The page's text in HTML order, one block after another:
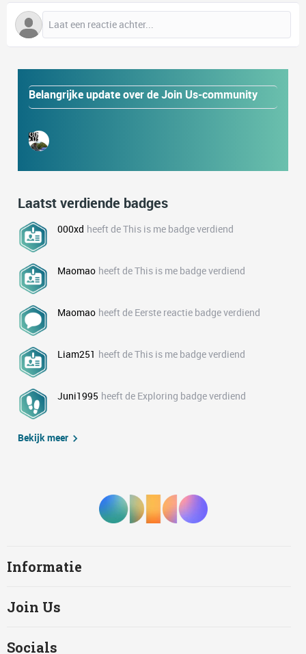
Belangrijke update over de Join Us-community
Laatst verdiende badges
000xd heeft de This is me badge verdiend
Maomao heeft de This is me badge verdiend
Maomao heeft de Eerste reactie badge verdiend
Liam251 heeft de This is me badge verdiend
Juni1995 heeft de Exploring badge verdiend
Bekijk meer
Informatie
Join Us
Socials